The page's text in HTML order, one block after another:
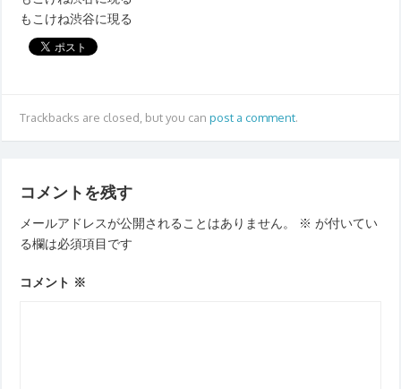
もこけね渋谷に現る
Trackbacks are closed, but you canpost a comment.
コメントを残す
メールアドレスが公開されることはありません。 ※ が付いてい
る欄は必須項目です
コメント ※